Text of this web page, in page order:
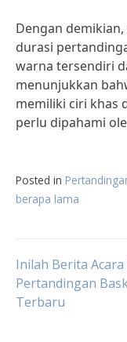
Dengan
durasi
warna tersendiri
menunjukkan
memiliki ciri khas
perlu dipahami
Posted in
berapa lama
Post
Inilah Berita Acara
Pertandingan
Terbaru